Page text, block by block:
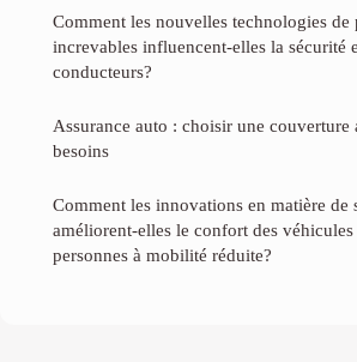
Comment les nouvelles technologies de
increvables influencent-elles la sécurité
conducteurs?
Assurance auto : choisir une couverture
besoins
Comment les innovations en matière de
améliorent-elles le confort des véhicules
personnes à mobilité réduite?